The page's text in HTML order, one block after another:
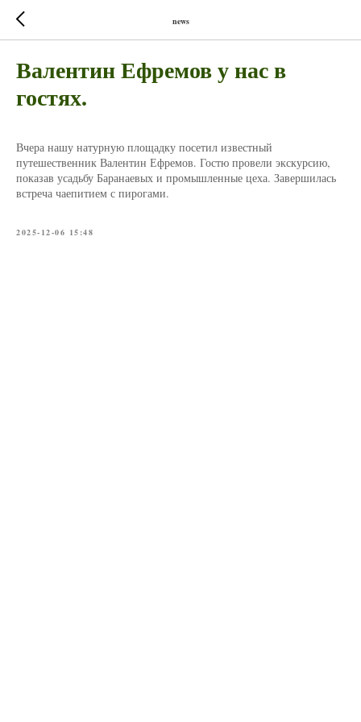
news
Валентин Ефремов у нас в
гостях.
Вчера нашу натурную площадку посетил известный
путешественник Валентин Ефремов. Гостю провели экскурсию,
показав усадьбу Баранаевых и промышленные цеха. Завершилась
встреча чаепитием с пирогами.
2025-12-06 15:48